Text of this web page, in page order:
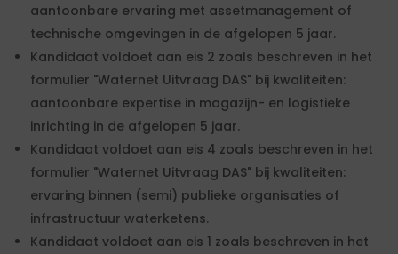
aantoonbare ervaring met assetmanagement of
technische omgevingen in de afgelopen 5 jaar.
Kandidaat voldoet aan eis 2 zoals beschreven in het
formulier "Waternet Uitvraag DAS" bij kwaliteiten:
aantoonbare expertise in magazijn- en logistieke
inrichting in de afgelopen 5 jaar.
Kandidaat voldoet aan eis 4 zoals beschreven in het
formulier "Waternet Uitvraag DAS" bij kwaliteiten:
ervaring binnen (semi) publieke organisaties of
infrastructuur waterketens.
Kandidaat voldoet aan eis 1 zoals beschreven in het